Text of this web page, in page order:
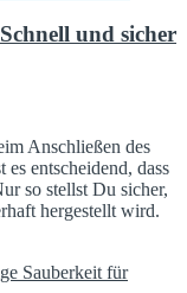
und sicher
Anschließen des
entscheidend, dass
so stellst Du sicher,
hergestellt wird.